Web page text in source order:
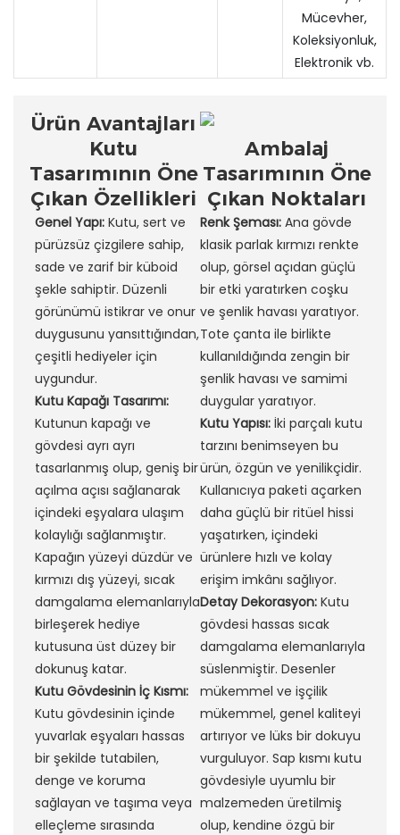
Mücevher,
Koleksiyonluk,
Elektronik vb.
Ürün Avantajları
Kutu
Tasarımının Öne
Çıkan Özellikleri
Genel Yapı: Kutu, sert ve
pürüzsüz çizgilere sahip,
sade ve zarif bir küboid
şekle sahiptir. Düzenli
görünümü istikrar ve onur
duygusunu yansıttığından,
çeşitli hediyeler için
uygundur.
Kutu Kapağı Tasarımı:
Kutunun kapağı ve
gövdesi ayrı ayrı
tasarlanmış olup, geniş bir
açılma açısı sağlanarak
içindeki eşyalara ulaşım
kolaylığı sağlanmıştır.
Kapağın yüzeyi düzdür ve
kırmızı dış yüzeyi, sıcak
damgalama elemanlarıyla
birleşerek hediye
kutusuna üst düzey bir
dokunuş katar.
Kutu Gövdesinin İç Kısmı:
Kutu gövdesinin içinde
yuvarlak eşyaları hassas
bir şekilde tutabilen,
denge ve koruma
sağlayan ve taşıma veya
elleçleme sırasında
Ambalaj
Tasarımının Öne
Çıkan Noktaları
Renk Şeması: Ana gövde
klasik parlak kırmızı renkte
olup, görsel açıdan güçlü
bir etki yaratırken coşku
ve şenlik havası yaratıyor.
Tote çanta ile birlikte
kullanıldığında zengin bir
şenlik havası ve samimi
duygular yaratıyor.
Kutu Yapısı: İki parçalı kutu
tarzını benimseyen bu
ürün, özgün ve yenilikçidir.
Kullanıcıya paketi açarken
daha güçlü bir ritüel hissi
yaşatırken, içindeki
ürünlere hızlı ve kolay
erişim imkânı sağlıyor.
Detay Dekorasyon: Kutu
gövdesi hassas sıcak
damgalama elemanlarıyla
süslenmiştir. Desenler
mükemmel ve işçilik
mükemmel, genel kaliteyi
artırıyor ve lüks bir dokuyu
vurguluyor. Sap kısmı kutu
gövdesiyle uyumlu bir
malzemeden üretilmiş
olup, kendine özgü bir